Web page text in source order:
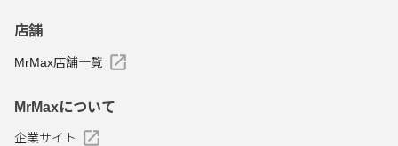
店舗
MrMax店舗一覧
MrMaxについて
企業サイト